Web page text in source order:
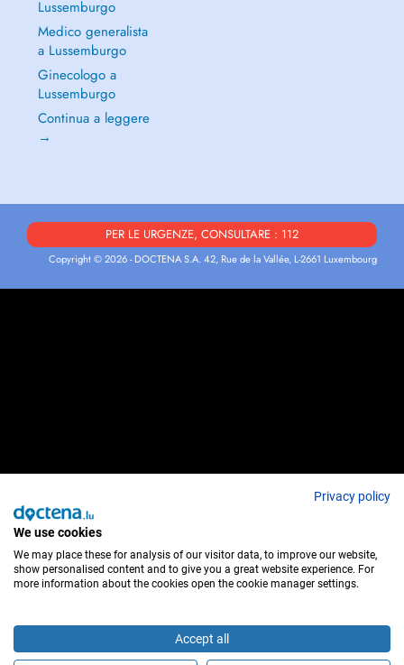
Lussemburgo
Medico generalista
a Lussemburgo
Ginecologo a
Lussemburgo
Continua a leggere
→
PER LE URGENZE, CONSULTARE : 112
Copyright © 2026 - DOCTENA S.A. 42, Rue de la Vallée, L-2661 Luxembourg
Privacy policy
We use cookies
We may place these for analysis of our visitor data, to improve our website,
show personalised content and to give you a great website experience. For
more information about the cookies open the cookie manager settings.
Accept all